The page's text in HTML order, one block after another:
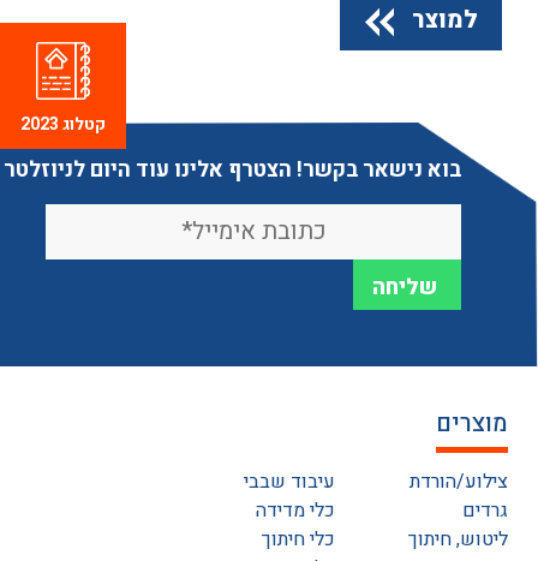
למוצר
בוא נישאר בקשר! הצטרף אלינו עוד היום לניוזלטר
מוצרים
צילוע/הורדת
גרדים
ליטוש, חיתוך
עיבוד שבבי
כלי מדידה
כלי חיתוך
קטלוג 2023